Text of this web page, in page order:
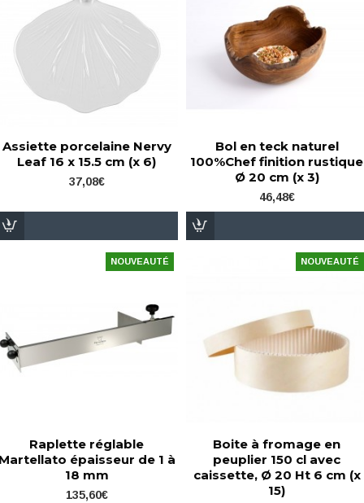
Assiette porcelaine Nervy
Leaf 16 x 15.5 cm (x 6)
37,08€
Bol en teck naturel
100%Chef finition rustique
Ø 20 cm (x 3)
46,48€
NOUVEAUTÉ
Raplette réglable
épaisseur de 1 à
18 mm
135,60€
NOUVEAUTÉ
Boite à fromage en
peuplier 150 cl avec
caissette, Ø 20 Ht 6 cm (x
15)